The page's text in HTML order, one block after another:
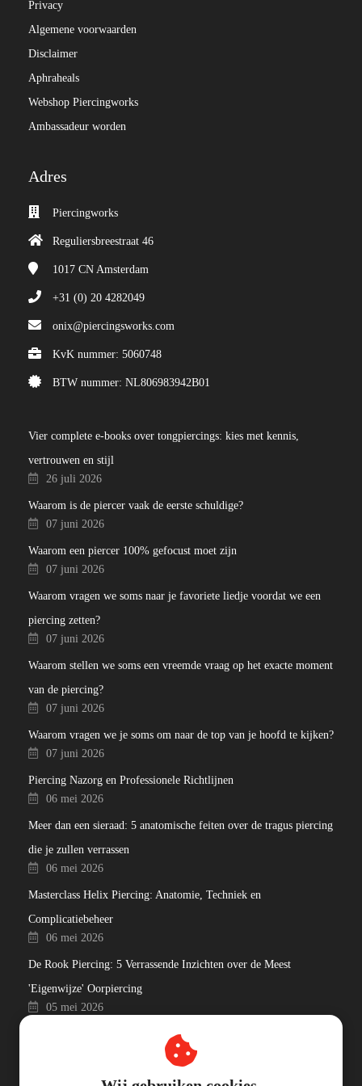
Privacy
Algemene voorwaarden
Disclaimer
Aphraheals
Webshop Piercingworks
Ambassadeur worden
Adres
Piercingworks
Reguliersbreestraat 46
1017 CN Amsterdam
+31 (0) 20 4282049
onix@piercingsworks.com
KvK nummer: 5060748
BTW nummer: NL806983942B01
Vier complete e-books over tongpiercings: kies met kennis,
vertrouwen en stijl
26 juli 2026
Waarom is de piercer vaak de eerste schuldige?
07 juni 2026
Waarom een piercer 100% gefocust moet zijn
07 juni 2026
Waarom vragen we soms naar je favoriete liedje voordat we een
piercing zetten?
07 juni 2026
Waarom stellen we soms een vreemde vraag op het exacte moment
van de piercing?
07 juni 2026
Waarom vragen we je soms om naar de top van je hoofd te kijken?
07 juni 2026
Piercing Nazorg en Professionele Richtlijnen
06 mei 2026
Meer dan een sieraad: 5 anatomische feiten over de tragus piercing
die je zullen verrassen
06 mei 2026
Masterclass Helix Piercing: Anatomie, Techniek en
Complicatiebeheer
06 mei 2026
De Rook Piercing: 5 Verrassende Inzichten over de Meest
'Eigenwijze' Oorpiercing
05 mei 2026